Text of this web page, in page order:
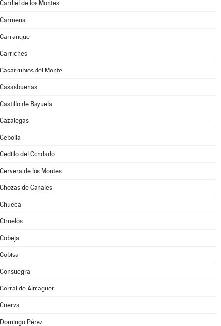
Cardiel de los Montes
Carmena
Carranque
Carriches
Casarrubios del Monte
Casasbuenas
Castillo de Bayuela
Cazalegas
Cebolla
Cedillo del Condado
Cervera de los Montes
Chozas de Canales
Chueca
Ciruelos
Cobeja
Cobisa
Consuegra
Corral de Almaguer
Cuerva
Domingo Pérez